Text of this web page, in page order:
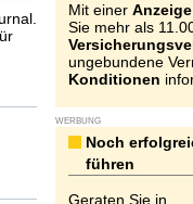
Mit einer
Sie mehr als
ungebundene
Konditionen
WERBUNG
Noch
führen
Geraten Sie in